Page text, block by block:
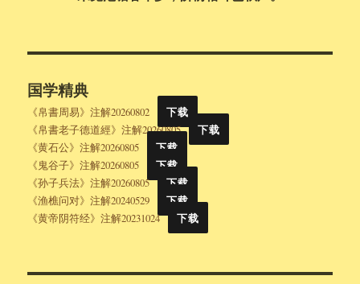
国学精典
《帛書周易》注解20260802
下载
《帛書老子德道經》注解20260805
下载
《黄石公》注解20260805
下载
《鬼谷子》注解20260805
下载
《孙子兵法》注解20260805
下载
《渔樵问对》注解20240529
下载
《黄帝阴符经》注解20231024
下载